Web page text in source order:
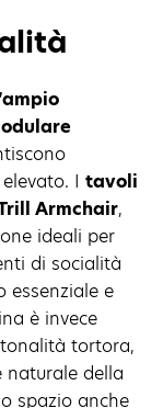
I tavoli
Armchair,
ideali per
di socialità
essenziale e
è invece
tortora,
della
spazio anche